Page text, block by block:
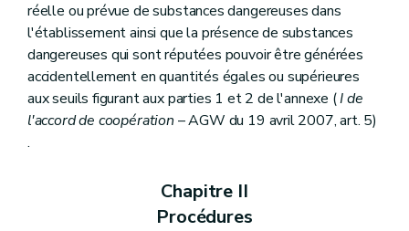
réelle ou prévue de substances dangereuses dans
l'établissement ainsi que la présence de substances
dangereuses qui sont réputées pouvoir être générées
accidentellement en quantités égales ou supérieures
aux seuils figurant aux parties 1 et 2 de l'annexe (I de
l'accord de coopération – AGW du 19 avril 2007, art. 5)
.
Chapitre II
Procédures